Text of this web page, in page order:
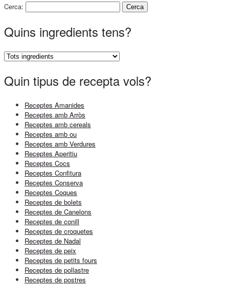
Cerca:
Quins ingredients tens?
Quin tipus de recepta vols?
Receptes Amanides
Receptes amb Arròs
Receptes amb cereals
Receptes amb ou
Receptes amb Verdures
Receptes Aperitiu
Receptes Cocs
Receptes Confitura
Receptes Conserva
Receptes Coques
Receptes de bolets
Receptes de Canelons
Receptes de conill
Receptes de croquetes
Receptes de Nadal
Receptes de peix
Receptes de petits fours
Receptes de pollastre
Receptes de postres